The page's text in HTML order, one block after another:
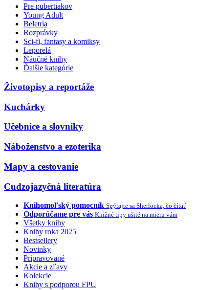
Pre pubertiakov
Young Adult
Beletria
Rozprávky
Sci-fi, fantasy a komiksy
Leporelá
Náučné knihy
Ďalšie kategórie
Životopisy a reportáže
Kuchárky
Učebnice a slovníky
Náboženstvo a ezoterika
Mapy a cestovanie
Cudzojazyčná literatúra
Knihomoľský pomocník Spýtajte sa Sherlocka, čo čítať
Odporúčame pre vás Knižné tipy ušité na mieru vám
Všetky knihy
Knihy roka 2025
Bestsellery
Novinky
Pripravované
Akcie a zľavy
Kolekcie
Knihy s podporou FPU